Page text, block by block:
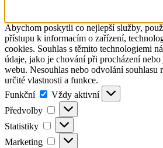
Abychom poskytli co nejlepší služby,
přístupu k informacím o zařízení,
cookies. Souhlas s těmito technologiemi
údaje, jako je chování při procházení
webu. Nesouhlas nebo odvolání
určité vlastnosti a funkce.
Funkční
Funkční
Vždy aktivní
Předvolby
Předvolby
Statistiky Statistiky
Marketing Marketing